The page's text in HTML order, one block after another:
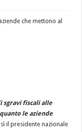
che mettono al
sgravi fiscali alle
le aziende
il presidente nazionale